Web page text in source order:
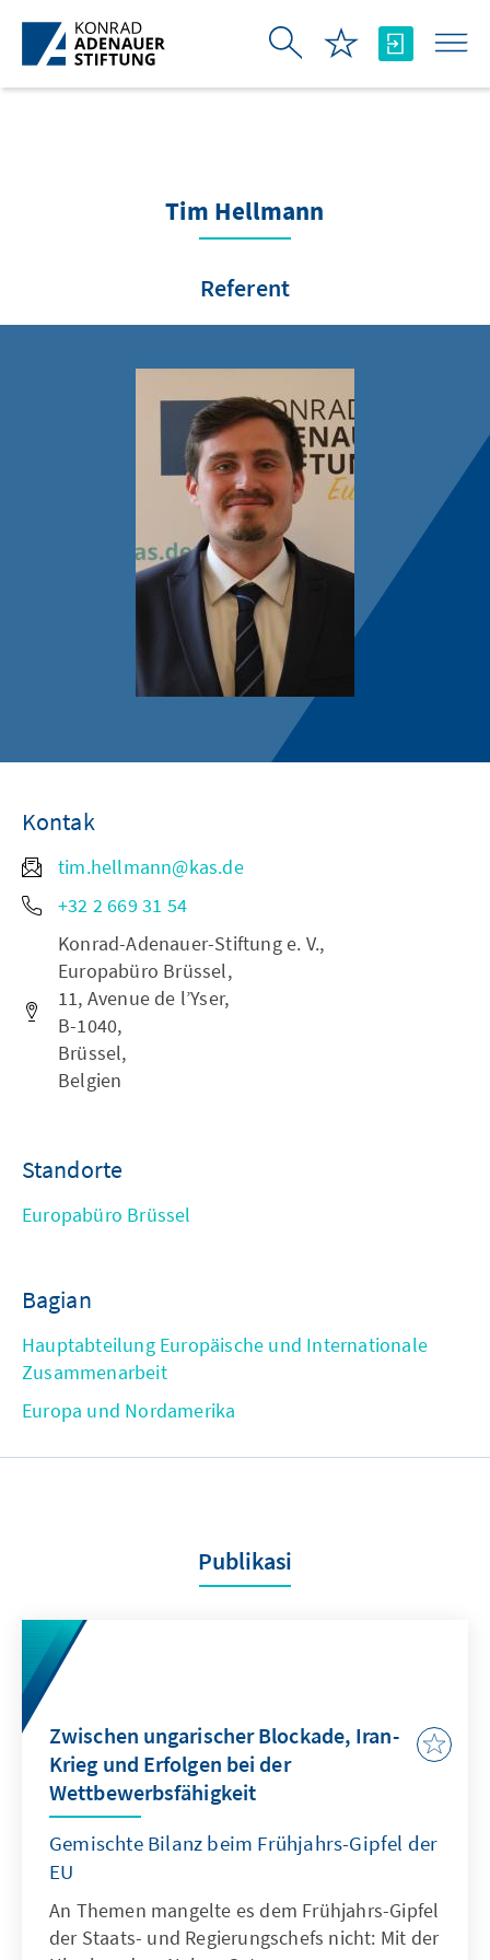
Skip to Main Content
Tim Hellmann
Referent
Kontak
tim.hellmann@kas.de
+32 2 669 31 54
Konrad-Adenauer-Stiftung e. V.,
Europabüro Brüssel,
11, Avenue de l’Yser,
B-1040,
Brüssel,
Belgien
Standorte
Europabüro Brüssel
Bagian
Hauptabteilung Europäische und Internationale
Zusammenarbeit
Europa und Nordamerika
Publikasi
Zwischen ungarischer Blockade, Iran-
Krieg und Erfolgen bei der
Wettbewerbsfähigkeit
Gemischte Bilanz beim Frühjahrs-Gipfel der
EU
An Themen mangelte es dem Frühjahrs-Gipfel
der Staats- und Regierungschefs nicht: Mit der